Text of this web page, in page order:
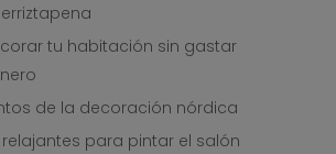
tu habitación sin gastar
de la decoración nórdica
para pintar el salón